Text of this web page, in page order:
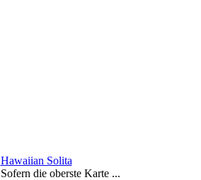
Hawaiian Solita
Sofern die oberste Karte ...